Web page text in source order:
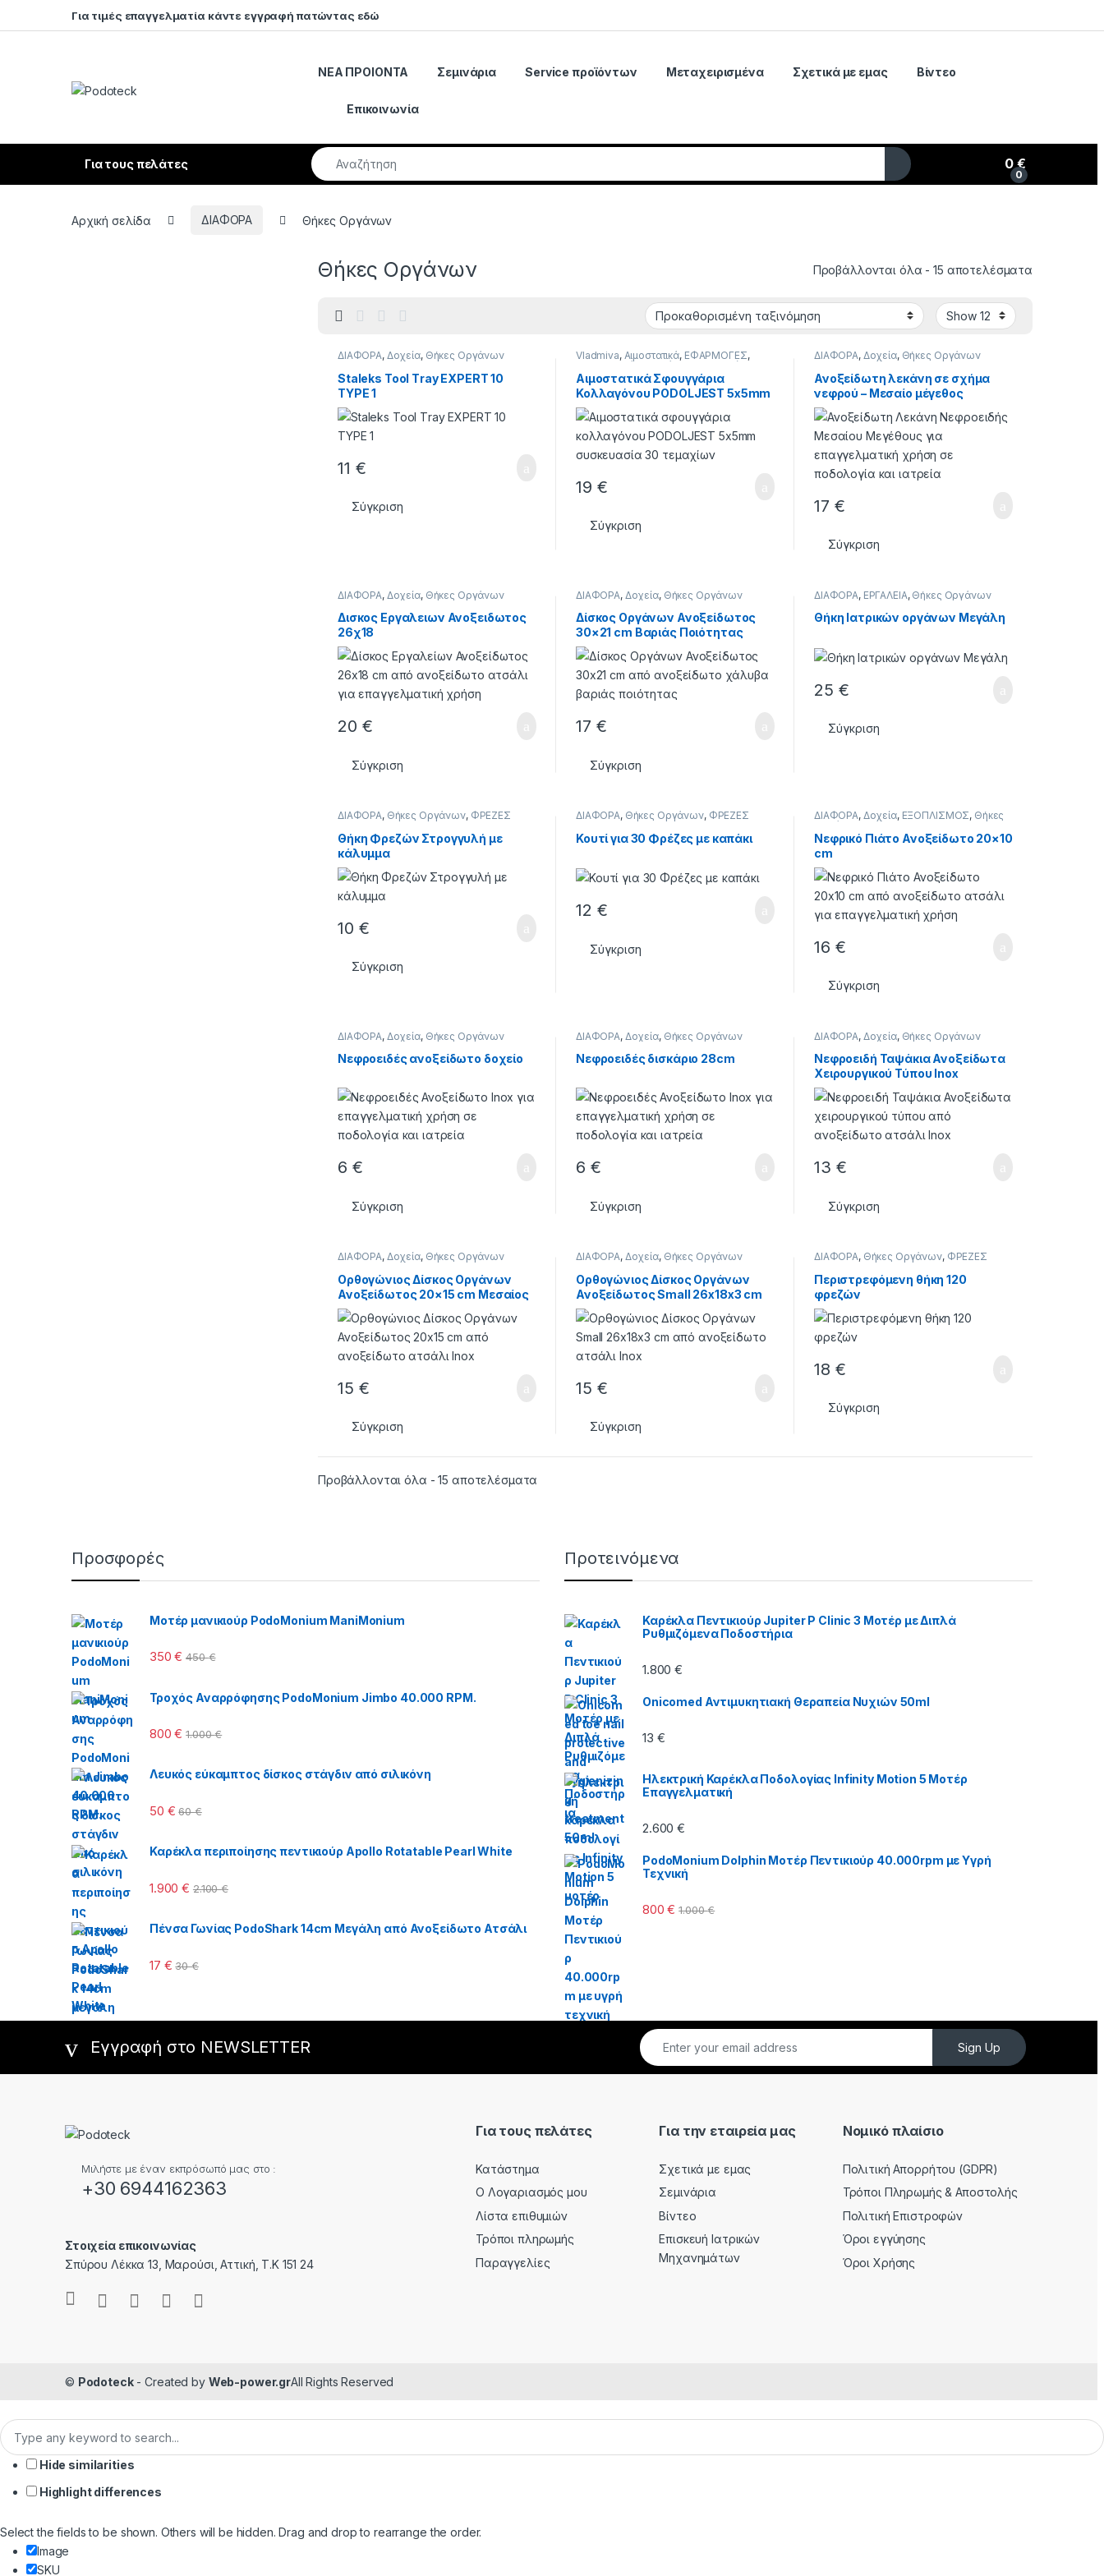
Για τιμές επαγγελματία κάντε εγγραφή πατώντας εδώ
ΝΕΑ ΠΡΟΙΟΝΤΑ Σεμινάρια Service προϊόντων Μεταχειρισμένα Σχετικά με εμας Βίντεο
Επικοινωνία
Για τους πελάτες
Search for:
My Account
0
0€
Αρχική σελίδα ΔΙΑΦΟΡΑ Θήκες Οργάνων
Θήκες Οργάνων Προβάλλονται όλα - 15 αποτελέσματα
ΔΙΑΦΟΡΑ, Δοχεία, Θήκες Οργάνων
Staleks Tool Τray EXPERT 10
TYPE 1
11 €
Σύγκριση
Vladmiva, Αιμοστατικά, ΕΦΑΡΜΟΓΕΣ,
Θήκες Οργάνων
Νάρθηκες Τιτανίου
Νάρθηκες Υαλώδης,ΣΥΝΕΡΓΑΣΙΕΣ
ΦΡΟΝΤΙΔΑ ΠΟΔΙΩΝ
Αιμοστατικά Σφουγγάρια
Κολλαγόνου PODOLJEST 5x5mm
– 30 Τεμάχια
19 €
Σύγκριση
ΔΙΑΦΟΡΑ, Δοχεία, Θήκες Οργάνων
Ανοξείδωτη λεκάνη σε σχήμα
νεφρού – Μεσαίο μέγεθος
17 €
Σύγκριση
ΔΙΑΦΟΡΑ, Δοχεία, Θήκες Οργάνων
Δισκος Εργαλειων Ανοξειδωτος
26χ18
20 €
Σύγκριση
ΔΙΑΦΟΡΑ, Δοχεία, Θήκες Οργάνων
Δίσκος Οργάνων Ανοξείδωτος
30×21 cm Βαριάς Ποιότητας
17 €
Σύγκριση
ΔΙΑΦΟΡΑ, ΕΡΓΑΛΕΙΑ, Θήκες Οργάνων
Θήκη Ιατρικών οργάνων Μεγάλη
25 €
Σύγκριση
ΔΙΑΦΟΡΑ, Θήκες Οργάνων, ΦΡΕΖΕΣ
Θήκη Φρεζών Στρογγυλή με
κάλυμμα
10 €
Σύγκριση
ΔΙΑΦΟΡΑ, Θήκες Οργάνων, ΦΡΕΖΕΣ
Κουτί για 30 Φρέζες με καπάκι
12 €
Σύγκριση
ΔΙΑΦΟΡΑ, Δοχεία, ΕΞΟΠΛΙΣΜΟΣ, Θήκες
Οργάνων
Νεφρικό Πιάτο Ανοξείδωτο 20×10
cm
16 €
Σύγκριση
ΔΙΑΦΟΡΑ, Δοχεία, Θήκες Οργάνων
Νεφροειδές ανοξείδωτο δοχείο
6 €
Σύγκριση
ΔΙΑΦΟΡΑ, Δοχεία, Θήκες Οργάνων
Νεφροειδές δισκάριο 28cm
6 €
Σύγκριση
ΔΙΑΦΟΡΑ, Δοχεία, Θήκες Οργάνων
Νεφροειδή Ταψάκια Ανοξείδωτα
Χειρουργικού Τύπου Inox
13 €
Σύγκριση
ΔΙΑΦΟΡΑ, Δοχεία, Θήκες Οργάνων
Ορθογώνιος Δίσκος Οργάνων
Ανοξείδωτος 20×15 cm Μεσαίος
15 €
Σύγκριση
ΔΙΑΦΟΡΑ, Δοχεία, Θήκες Οργάνων
Ορθογώνιος Δίσκος Οργάνων
Ανοξείδωτος Small 26x18x3 cm
15 €
Σύγκριση
ΔΙΑΦΟΡΑ, Θήκες Οργάνων, ΦΡΕΖΕΣ
Περιστρεφόμενη θήκη 120
φρεζών
18 €
Σύγκριση
Προβάλλονται όλα - 15 αποτελέσματα
Προσφορές
Μοτέρ μανικιούρ PodoMonium ManiMonium
350€ 450€
Τροχός Αναρρόφησης PodoMonium Jimbo 40.000 RPM.
800€ 1.000€
Λευκός εύκαμπτος δίσκος στάγδιν από σιλικόνη
50 € 60€
Καρέκλα περιποίησης πεντικιούρ Apollo Rotatable Pearl White
1.900€ 2.100€
Πένσα Γωνίας PodoShark 14cm Μεγάλη από Ανοξείδωτο Ατσάλι
17 € 30€
Προτεινόμενα
Καρέκλα Πεντικιούρ Jupiter P Clinic 3 Μοτέρ με Διπλά
Ρυθμιζόμενα Ποδοστήρια
1.800€
Onicomed Αντιμυκητιακή Θεραπεία Νυχιών 50ml
13 €
Ηλεκτρική Καρέκλα Ποδολογίας Infinity Motion 5 Μοτέρ
Επαγγελματική
2.600€
PodoMonium Dolphin Μοτέρ Πεντικιούρ 40.000rpm με Υγρή
Τεχνική
800€ 1.000€
Εγγραφή στο NEWSLETTER Sign Up
Μιλήστε με έναν εκπρόσωπό μας στο :
+30 6944162363
Στοιχεία επικοινωνίας
Σπύρου Λέκκα 13, Μαρούσι, Αττική, Τ.Κ 151 24
Για τους πελάτες
Κατάστημα
Ο Λογαριασμός μου
Λίστα επιθυμιών
Τρόποι πληρωμής
Παραγγελίες
Για την εταιρεία μας
Σχετικά με εμας
Σεμινάρια
Βίντεο
Επισκευή Ιατρικών
Μηχανημάτων
Νομικό πλαίσιο
Πολιτική Απορρήτου (GDPR)
Τρόποι Πληρωμής & Αποστολής
Πολιτική Επιστροφών
Όροι εγγύησης
Όροι Χρήσης
© Podoteck- Created by Web-power.grAll Rights Reserved
Hide similarities
Highlight differences
Select the fields to be shown. Others will be hidden. Drag and drop to rearrange the order.
Image
SKU